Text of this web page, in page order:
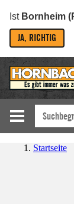
Ist Bornheim
JA, RICHTIG
Startseite